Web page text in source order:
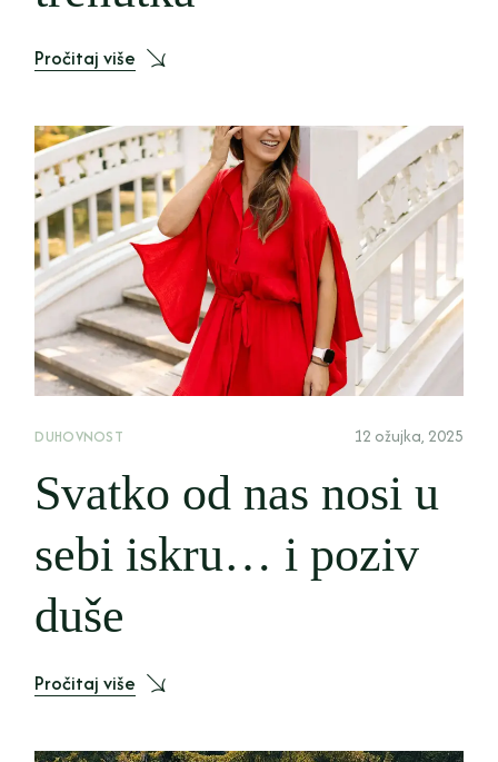
Pročitaj više
DUHOVNOST 12 ožujka, 2025
Svatko od nas nosi u
sebi iskru… i poziv
duše
Pročitaj više